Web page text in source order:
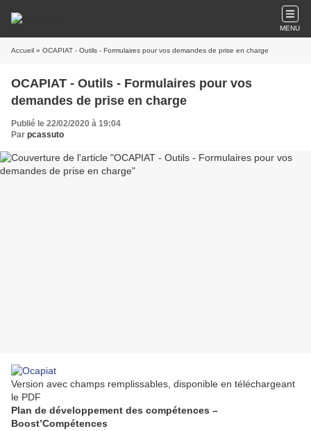
MENU
Accueil » OCAPIAT - Outils - Formulaires pour vos demandes de prise en charge
OCAPIAT - Outils - Formulaires pour vos
demandes de prise en charge
Publié le 22/02/2020 à 19:04
Par pcassuto
Version avec champs remplissables, disponible en téléchargeant
le PDF
Plan de développement des compétences –
Boost’Compétences